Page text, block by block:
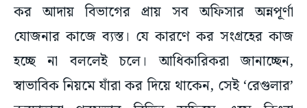
কর আদায় বিভাগের প্রায় সব অফিসার অন্নপূর্ণা
যোজনার কাজে ব্যস্ত। যে কারণে কর সংগ্রহের কাজ
হচ্ছে না বললেই চলে। আধিকারিকরা জানাচ্ছেন,
স্বাভাবিক নিয়মে যাঁরা কর দিয়ে থাকেন, সেই ‘রেগুলার’